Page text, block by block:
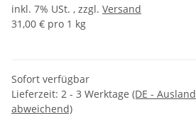
inkl. 7% USt. , zzgl. Versand
31,00 € pro 1 kg
Sofort verfügbar
Lieferzeit: 2 - 3 Werktage (DE - Ausland
abweichend)